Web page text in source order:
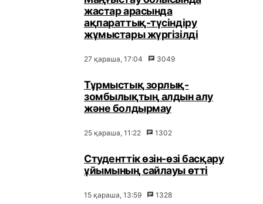
жастар арасында
ақпараттық-түсіндіру
жұмыстары жүргізілді
27 қараша, 17:04 3049
Тұрмыстық зорлық-
зомбылықтың алдын алу
және болдырмау
25 қараша, 11:22 1302
Студенттік өзін-өзі басқару
ұйымының сайлауы өтті
15 қараша, 13:59 1328